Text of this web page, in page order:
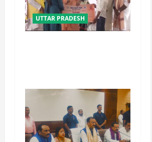
UTTAR PRADESH